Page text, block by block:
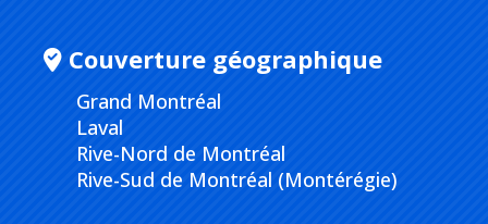
Couverture géographique
Grand Montréal
Laval
Rive-Nord de Montréal
Rive-Sud de Montréal (Montérégie)